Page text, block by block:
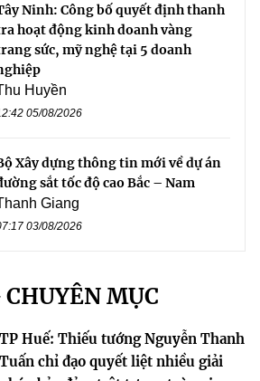
Ninh: Công bố quyết định thanh
hoạt động kinh doanh vàng
sức, mỹ nghệ tại 5 doanh
Huyền
05/08/2026
Xây dựng thông tin mới về dự án
sắt tốc độ cao Bắc – Nam
Giang
03/08/2026
MỤC
TP Huế: Thiếu tướng Nguyễn Thanh
Tuấn chỉ đạo quyết liệt nhiều giải